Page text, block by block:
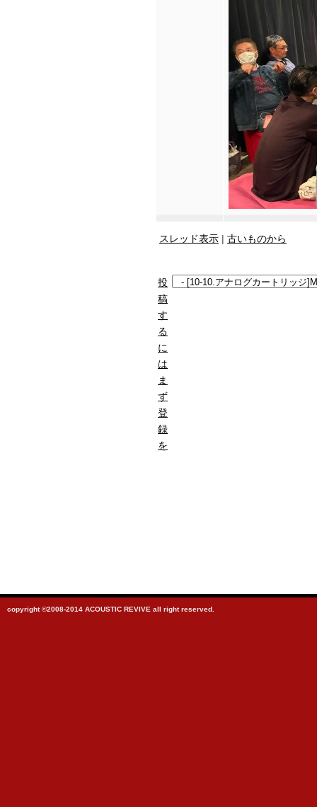
スレッド表示 | 古いものから
投
稿
す
る
に
は
ま
ず
登
録
を
copyright ©2008-2014 ACOUSTIC REVIVE all right reserved.